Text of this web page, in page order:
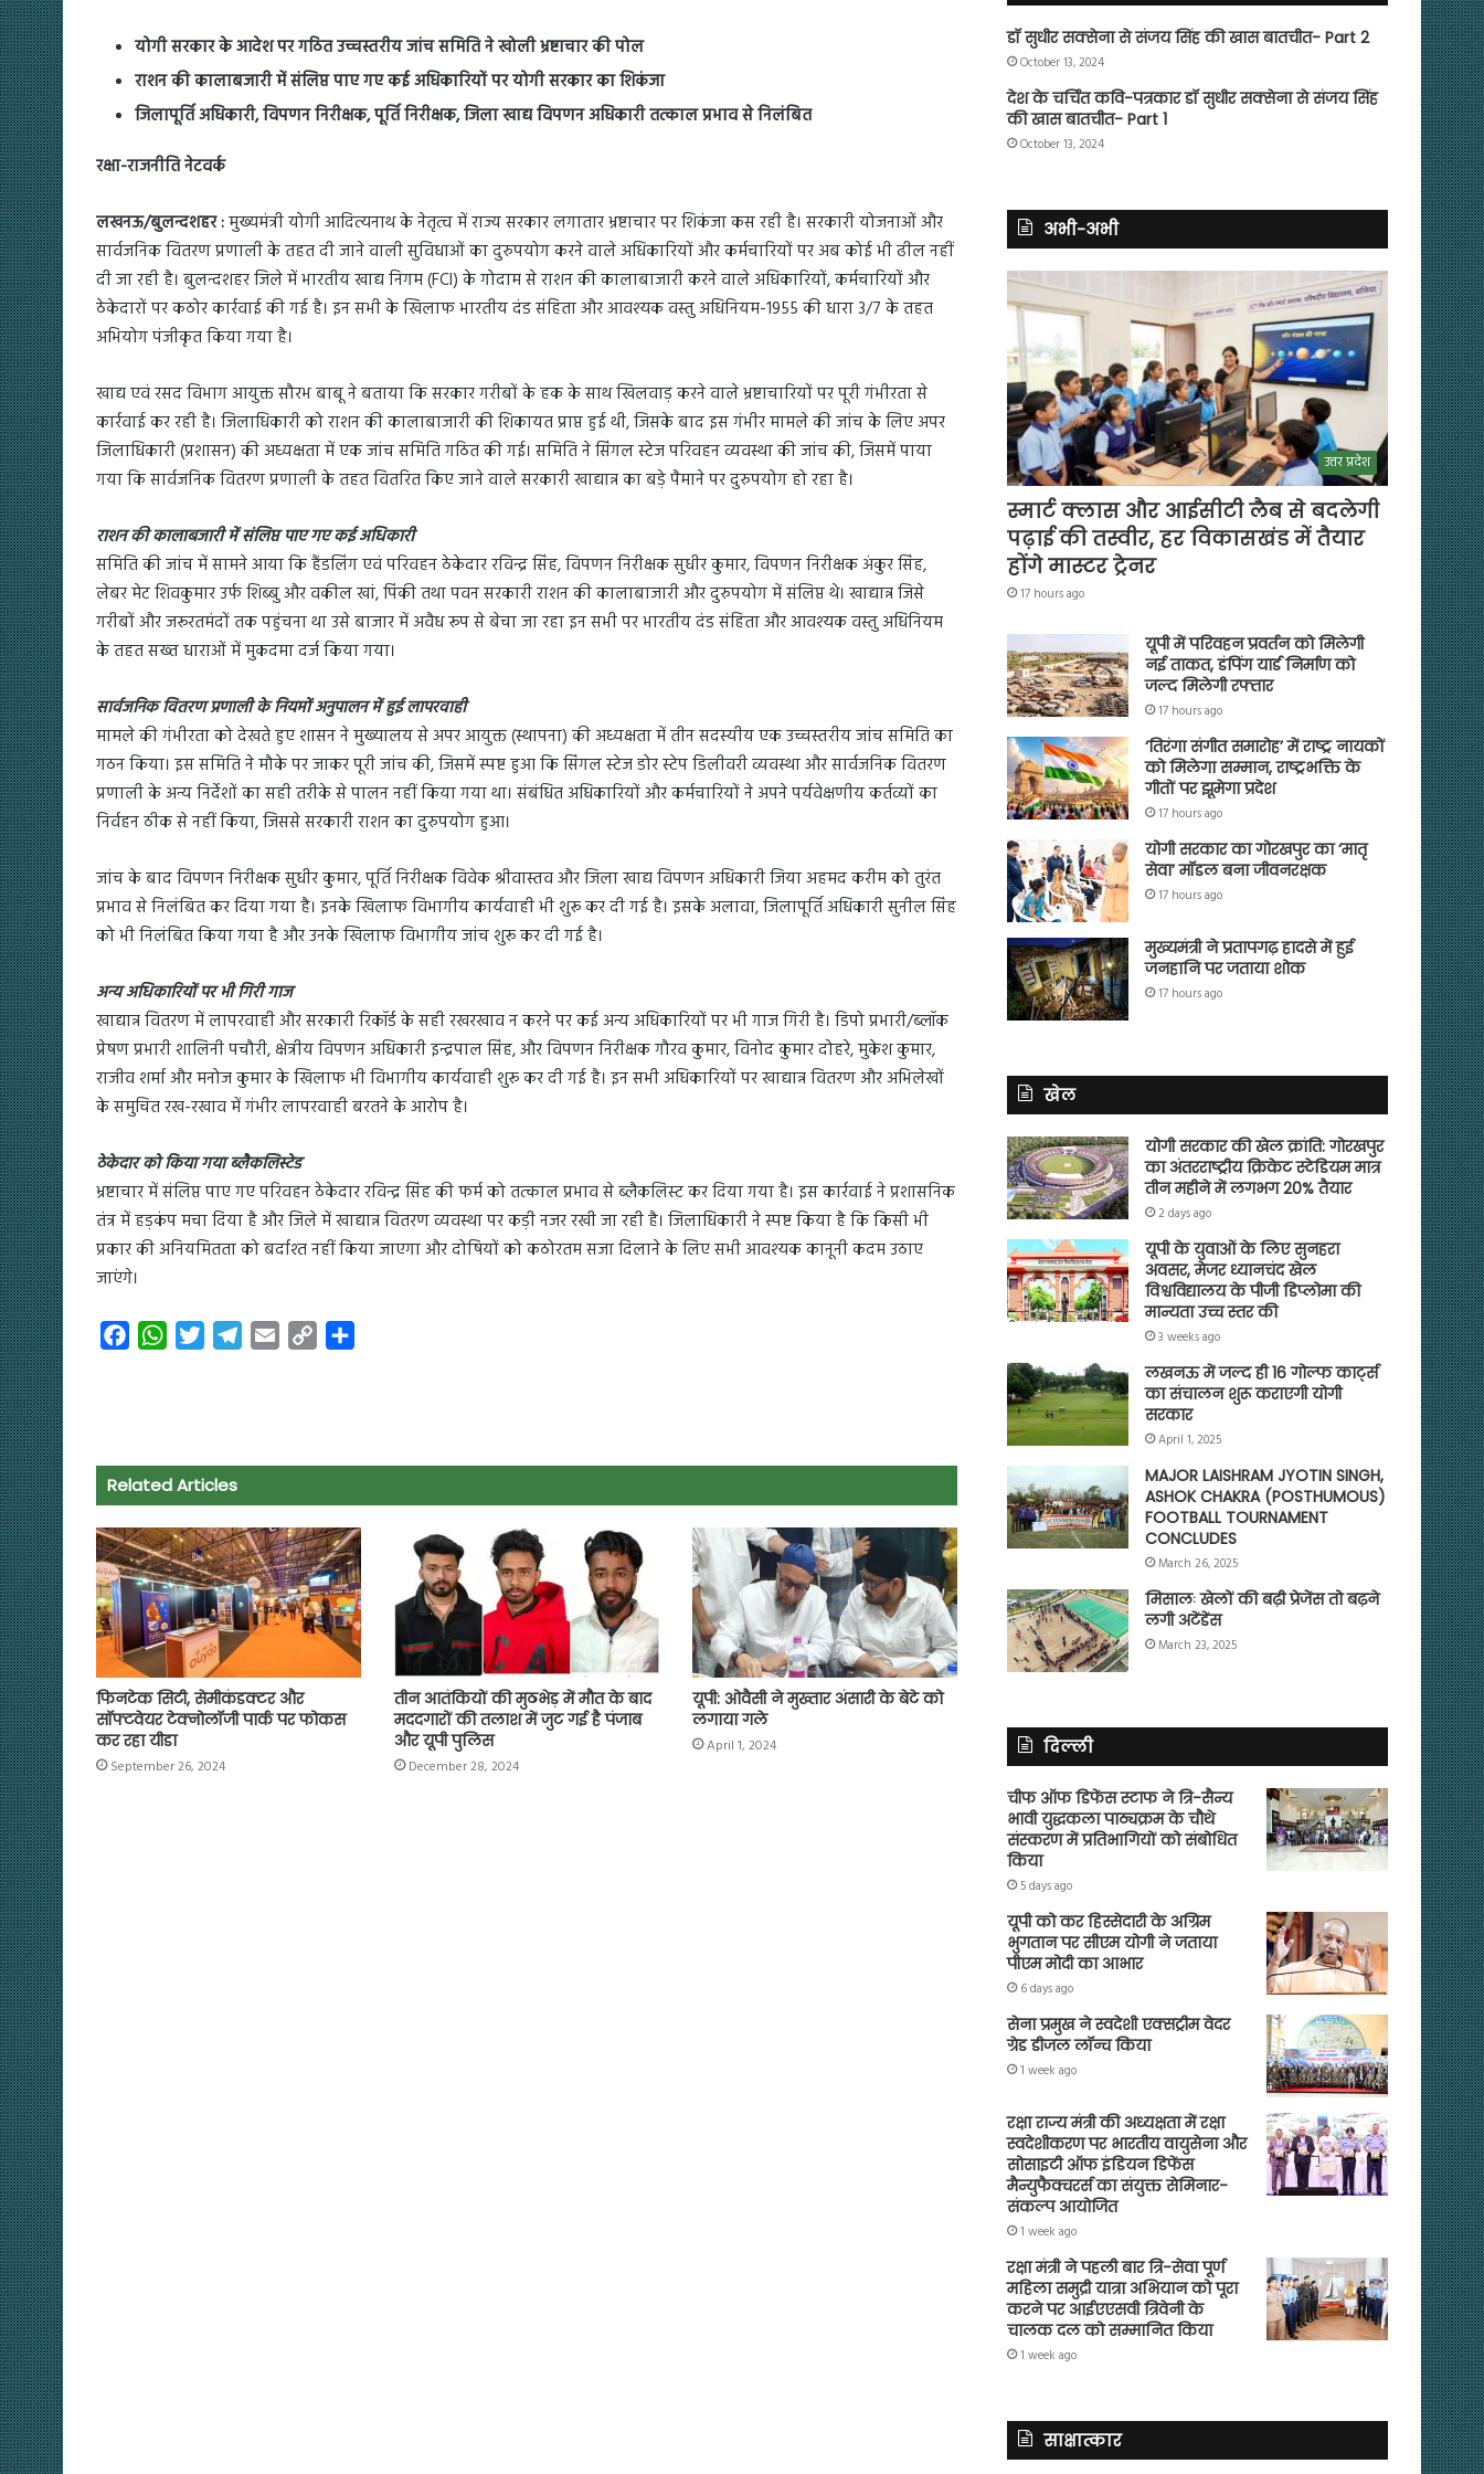
योगी सरकार के आदेश पर गठित उच्चस्तरीय जांच समिति ने खोली भ्रष्टाचार की पोल
राशन की कालाबजारी में संलिप्त पाए गए कई अधिकारियों पर योगी सरकार का शिकंजा
जिलापूर्ति अधिकारी, विपणन निरीक्षक, पूर्ति निरीक्षक, जिला खाद्य विपणन अधिकारी तत्काल प्रभाव से निलंबित
रक्षा-राजनीति नेटवर्क
लखनऊ/बुलन्दशहर :मुख्यमंत्री योगी आदित्यनाथ के नेतृत्व में राज्य सरकार लगातार भ्रष्टाचार पर शिकंजा कस रही है। सरकारी योजनाओं और
सार्वजनिक वितरण प्रणाली के तहत दी जाने वाली सुविधाओं का दुरुपयोग करने वाले अधिकारियों और कर्मचारियों पर अब कोई भी ढील नहीं
दी जा रही है। बुलन्दशहर जिले में भारतीय खाद्य निगम (FCI) के गोदाम से राशन की कालाबाजारी करने वाले अधिकारियों, कर्मचारियों और
ठेकेदारों पर कठोर कार्रवाई की गई है। इन सभी के खिलाफ भारतीय दंड संहिता और आवश्यक वस्तु अधिनियम-1955 की धारा 3/7 के तहत
अभियोग पंजीकृत किया गया है।
खाद्य एवं रसद विभाग आयुक्त सौरभ बाबू ने बताया कि सरकार गरीबों के हक के साथ खिलवाड़ करने वाले भ्रष्टाचारियों पर पूरी गंभीरता से
कार्रवाई कर रही है। जिलाधिकारी को राशन की कालाबाजारी की शिकायत प्राप्त हुई थी, जिसके बाद इस गंभीर मामले की जांच के लिए अपर
जिलाधिकारी (प्रशासन) की अध्यक्षता में एक जांच समिति गठित की गई। समिति ने सिंगल स्टेज परिवहन व्यवस्था की जांच की, जिसमें पाया
गया कि सार्वजनिक वितरण प्रणाली के तहत वितरित किए जाने वाले सरकारी खाद्यान्न का बड़े पैमाने पर दुरुपयोग हो रहा है।
राशन की कालाबजारी में संलिप्त पाए गए कई अधिकारी
समिति की जांच में सामने आया कि हैंडलिंग एवं परिवहन ठेकेदार रविन्द्र सिंह, विपणन निरीक्षक सुधीर कुमार, विपणन निरीक्षक अंकुर सिंह,
लेबर मेट शिवकुमार उर्फ शिब्बु और वकील खां, पिंकी तथा पवन सरकारी राशन की कालाबाजारी और दुरुपयोग में संलिप्त थे। खाद्यान्न जिसे
गरीबों और जरूरतमंदों तक पहुंचना था उसे बाजार में अवैध रूप से बेचा जा रहा इन सभी पर भारतीय दंड संहिता और आवश्यक वस्तु अधिनियम
के तहत सख्त धाराओं में मुकदमा दर्ज किया गया।
सार्वजनिक वितरण प्रणाली के नियमों अनुपालन में हुई लापरवाही
मामले की गंभीरता को देखते हुए शासन ने मुख्यालय से अपर आयुक्त (स्थापना) की अध्यक्षता में तीन सदस्यीय एक उच्चस्तरीय जांच समिति का
गठन किया। इस समिति ने मौके पर जाकर पूरी जांच की, जिसमें स्पष्ट हुआ कि सिंगल स्टेज डोर स्टेप डिलीवरी व्यवस्था और सार्वजनिक वितरण
प्रणाली के अन्य निर्देशों का सही तरीके से पालन नहीं किया गया था। संबंधित अधिकारियों और कर्मचारियों ने अपने पर्यवेक्षणीय कर्तव्यों का
निर्वहन ठीक से नहीं किया, जिससे सरकारी राशन का दुरुपयोग हुआ।
जांच के बाद विपणन निरीक्षक सुधीर कुमार, पूर्ति निरीक्षक विवेक श्रीवास्तव और जिला खाद्य विपणन अधिकारी जिया अहमद करीम को तुरंत
प्रभाव से निलंबित कर दिया गया है। इनके खिलाफ विभागीय कार्यवाही भी शुरू कर दी गई है। इसके अलावा, जिलापूर्ति अधिकारी सुनील सिंह
को भी निलंबित किया गया है और उनके खिलाफ विभागीय जांच शुरू कर दी गई है।
अन्य अधिकारियों पर भी गिरी गाज
खाद्यान्न वितरण में लापरवाही और सरकारी रिकॉर्ड के सही रखरखाव न करने पर कई अन्य अधिकारियों पर भी गाज गिरी है। डिपो प्रभारी/ब्लॉक
प्रेषण प्रभारी शालिनी पचौरी, क्षेत्रीय विपणन अधिकारी इन्द्रपाल सिंह, और विपणन निरीक्षक गौरव कुमार, विनोद कुमार दोहरे, मुकेश कुमार,
राजीव शर्मा और मनोज कुमार के खिलाफ भी विभागीय कार्यवाही शुरू कर दी गई है। इन सभी अधिकारियों पर खाद्यान्न वितरण और अभिलेखों
के समुचित रख-रखाव में गंभीर लापरवाही बरतने के आरोप है।
ठेकेदार को किया गया ब्लैकलिस्टेड
भ्रष्टाचार में संलिप्त पाए गए परिवहन ठेकेदार रविन्द्र सिंह की फर्म को तत्काल प्रभाव से ब्लैकलिस्ट कर दिया गया है। इस कार्रवाई ने प्रशासनिक
तंत्र में हड़कंप मचा दिया है और जिले में खाद्यान्न वितरण व्यवस्था पर कड़ी नजर रखी जा रही है। जिलाधिकारी ने स्पष्ट किया है कि किसी भी
प्रकार की अनियमितता को बर्दाश्त नहीं किया जाएगा और दोषियों को कठोरतम सजा दिलाने के लिए सभी आवश्यक कानूनी कदम उठाए
जाएंगे।
o
o
k
W
A
p
p
e
r
a
m
n
k
Related Articles
फिनटेक सिटी, सेमीकंडक्टर और
सॉफ्टवेयर टेक्नोलॉजी पार्क पर फोकस
कर रहा यीडा
September 26, 2024
तीन आतंकियों की मुठभेड़ में मौत के बाद
मददगारों की तलाश में जुट गई है पंजाब
और यूपी पुलिस
December 28, 2024
यूपी: ओवैसी ने मुख्तार अंसारी के बेटे को
लगाया गले
April 1, 2024
डॉ सुधीर सक्सेना से संजय सिंह की खास बातचीत- Part 2
October 13, 2024
देश के चर्चित कवि-पत्रकार डॉ सुधीर सक्सेना से संजय सिंह
की खास बातचीत- Part 1
October 13, 2024
अभी-अभी
उत्तर प्रदेश
स्मार्ट क्लास और आईसीटी लैब से बदलेगी
पढ़ाई की तस्वीर, हर विकासखंड में तैयार
होंगे मास्टर ट्रेनर
17 hours ago
यूपी में परिवहन प्रवर्तन को मिलेगी
नई ताकत, डंपिंग यार्ड निर्माण को
जल्द मिलेगी रफ्तार
17 hours ago
‘तिरंगा संगीत समारोह’ में राष्ट्र नायकों
को मिलेगा सम्मान, राष्ट्रभक्ति के
गीतों पर झूमेगा प्रदेश
17 hours ago
योगी सरकार का गोरखपुर का ‘मातृ
सेवा’ मॉडल बना जीवनरक्षक
17 hours ago
मुख्यमंत्री ने प्रतापगढ़ हादसे में हुई
जनहानि पर जताया शोक
17 hours ago
खेल
योगी सरकार की खेल क्रांति: गोरखपुर
का अंतरराष्ट्रीय क्रिकेट स्टेडियम मात्र
तीन महीने में लगभग 20% तैयार
2 days ago
यूपी के युवाओं के लिए सुनहरा
अवसर, मेजर ध्यानचंद खेल
विश्वविद्यालय के पीजी डिप्लोमा की
मान्यता उच्च स्तर की
3 weeks ago
लखनऊ में जल्द ही 16 गोल्फ कार्ट्स
का संचालन शुरू कराएगी योगी
सरकार
April 1, 2025
MAJOR LAISHRAM JYOTIN SINGH,
ASHOK CHAKRA (POSTHUMOUS)
FOOTBALL TOURNAMENT
CONCLUDES
March 26, 2025
मिसालः खेलों की बढ़ी प्रेजेंस तो बढ़ने
लगी अटेंडेंस
March 23, 2025
दिल्ली
चीफ ऑफ डिफेंस स्टाफ ने त्रि-सैन्य
भावी युद्धकला पाठ्यक्रम के चौथे
संस्करण में प्रतिभागियों को संबोधित
किया
5 days ago
यूपी को कर हिस्सेदारी के अग्रिम
भुगतान पर सीएम योगी ने जताया
पीएम मोदी का आभार
6 days ago
सेना प्रमुख ने स्वदेशी एक्सट्रीम वेदर
ग्रेड डीजल लॉन्च किया
1 week ago
रक्षा राज्य मंत्री की अध्यक्षता में रक्षा
स्वदेशीकरण पर भारतीय वायुसेना और
सोसाइटी ऑफ इंडियन डिफेंस
मैन्युफैक्चरर्स का संयुक्त सेमिनार-
संकल्प आयोजित
1 week ago
रक्षा मंत्री ने पहली बार त्रि-सेवा पूर्ण
महिला समुद्री यात्रा अभियान को पूरा
करने पर आईएएसवी त्रिवेनी के
चालक दल को सम्मानित किया
1 week ago
साक्षात्कार